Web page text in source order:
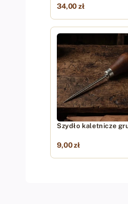
34,00 zł
Szydło kaletnicze
9,00 zł